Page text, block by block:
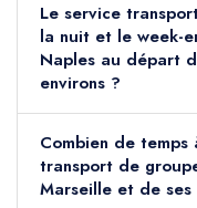
Le service
la nuit et le week-
Naples au départ
environs ?
Combien de
transport de
Marseille et de ses